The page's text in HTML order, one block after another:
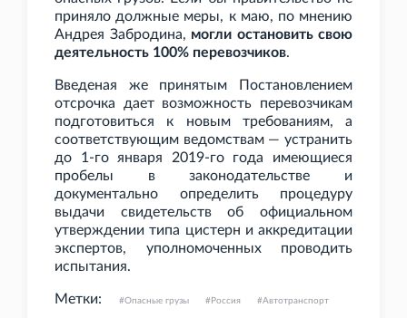
приняло должные меры, к маю, по мнению
Андрея Забродина, могли остановить свою
деятельность 100% перевозчиков.
Введеная же принятым Постановлением
отсрочка дает возможность перевозчикам
подготовиться к новым требованиям, а
соответствующим ведомствам — устранить
до 1-го января 2019-го года имеющиеся
пробелы в законодательстве и
документально определить процедуру
выдачи свидетельств об официальном
утверждении типа цистерн и аккредитации
экспертов, уполномоченных проводить
испытания.
Метки: Опасные грузы Россия Автотранспорт